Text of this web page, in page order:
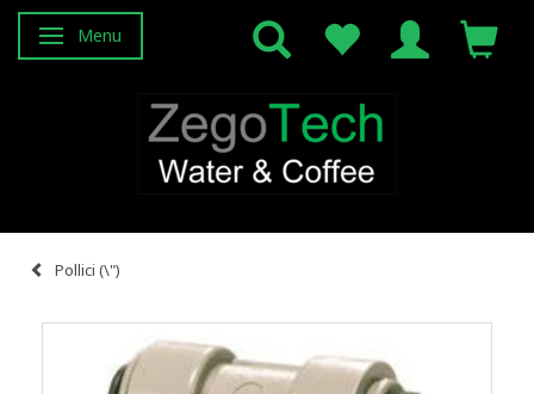
Attiva/disattiva navigazione
Menu
Pollici (\")